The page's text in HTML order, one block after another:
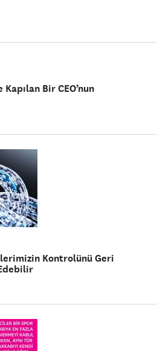
Bir CEO’nun
Kontrolünü Geri